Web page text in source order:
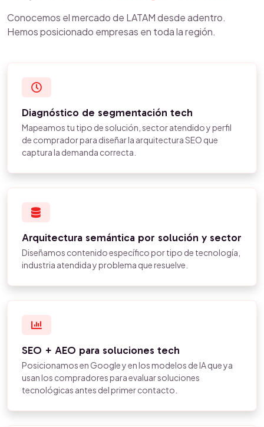
Conocemos el mercado de LATAM desde adentro.
Hemos posicionado empresas en toda la región.
Diagnóstico de segmentación tech
Mapeamos tu tipo de solución, sector atendido y perfil
de comprador para diseñar la arquitectura SEO que
captura la demanda correcta.
Arquitectura semántica por solución y sector
Diseñamos contenido específico por tipo de tecnología,
industria atendida y problema que resuelve.
SEO + AEO para soluciones tech
Posicionamos en Google y en los modelos de IA que ya
usan los compradores para evaluar soluciones
tecnológicas antes del primer contacto.